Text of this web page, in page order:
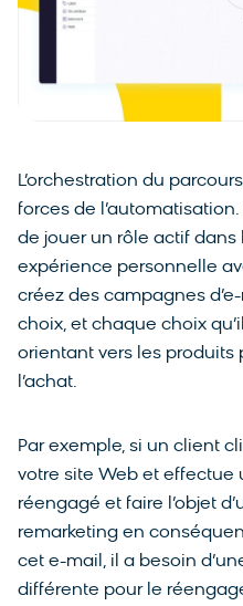
L’orchestration du
forces de
de jouer un rôle actif dans
expérience personnelle
créez des campagnes
choix, et chaque choix
orientant vers les produits
l’achat.
Par exemple, si un client
votre site Web et effectue
réengagé et faire l’objet
remarketing en
cet e-mail, il a besoin
différente pour le